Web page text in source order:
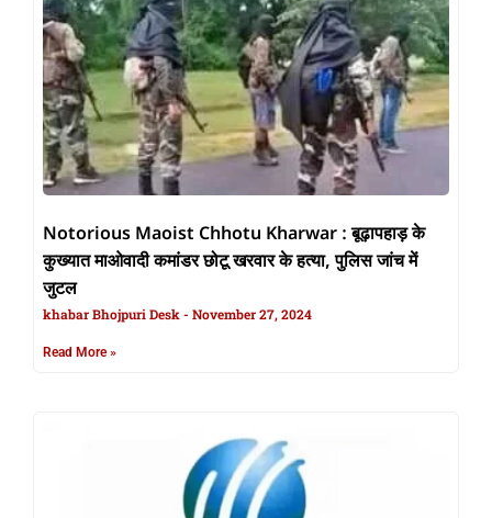
Notorious Maoist Chhotu Kharwar : बूढ़ापहाड़ के
कुख्यात माओवादी कमांडर छोटू खरवार के हत्या, पुलिस जांच में
जुटल
khabar Bhojpuri Desk November 27, 2024
Read More »